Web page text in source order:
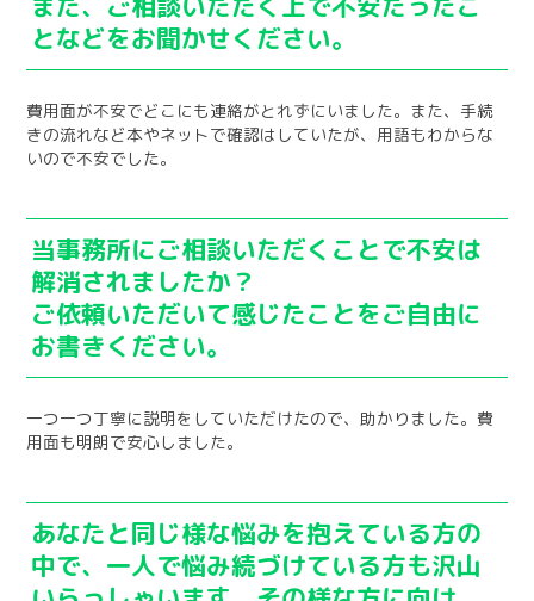
となどをお聞かせください。
費用面が不安でどこにも連絡がとれずにいました。また、手続
きの流れなど本やネットで確認はしていたが、用語もわからな
いので不安でした。
当事務所にご相談いただくことで不安は
解消されましたか？
ご依頼いただいて感じたことをご自由に
お書きください。
一つ一つ丁寧に説明をしていただけたので、助かりました。費
用面も明朗で安心しました。
あなたと同じ様な悩みを抱えている方の
中で、一人で悩み続づけている方も沢山